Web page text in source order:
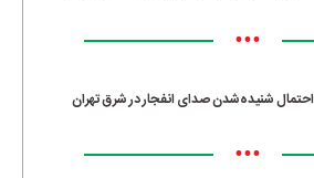
•••
احتمال شنیده‌شدن صدای انفجار در شرق تهران
•••